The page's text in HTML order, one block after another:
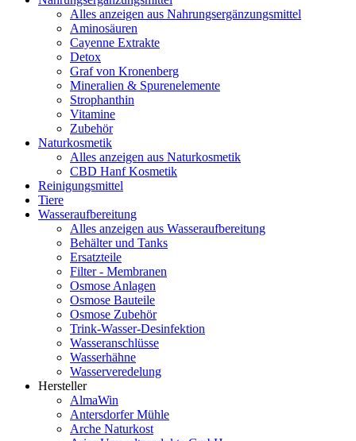
Alles anzeigen aus Nahrungsergänzungsmittel
Aminosäuren
Cayenne Extrakte
Detox
Graf von Kronenberg
Mineralien & Spurenelemente
Strophanthin
Vitamine
Zubehör
Naturkosmetik
Alles anzeigen aus Naturkosmetik
CBD Hanf Kosmetik
Reinigungsmittel
Tiere
Wasseraufbereitung
Alles anzeigen aus Wasseraufbereitung
Behälter und Tanks
Ersatzteile
Filter - Membranen
Osmose Anlagen
Osmose Bauteile
Osmose Zubehör
Trink-Wasser-Desinfektion
Wasseranschlüsse
Wasserhähne
Wasserveredelung
Hersteller
AlmaWin
Antersdorfer Mühle
Arche Naturkost